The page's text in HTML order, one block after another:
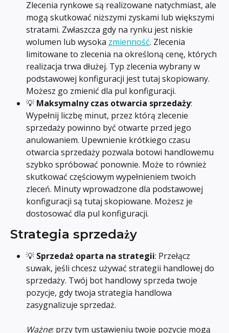
Zlecenia rynkowe są realizowane natychmiast, ale
mogą skutkować niższymi zyskami lub większymi
stratami. Zwłaszcza gdy na rynku jest niskie
wolumen lub wysoka zmienność. Zlecenia
limitowane to zlecenia na określoną cenę, których
realizacja trwa dłużej. Typ zlecenia wybrany w
podstawowej konfiguracji jest tutaj skopiowany.
Możesz go zmienić dla pul konfiguracji.
💡 Maksymalny czas otwarcia sprzedaży:
Wypełnij liczbę minut, przez którą zlecenie
sprzedaży powinno być otwarte przed jego
anulowaniem. Upewnienie krótkiego czasu
otwarcia sprzedaży pozwala botowi handlowemu
szybko spróbować ponownie. Może to również
skutkować częściowym wypełnieniem twoich
zleceń. Minuty wprowadzone dla podstawowej
konfiguracji są tutaj skopiowane. Możesz je
dostosować dla pul konfiguracji.
Strategia sprzedaży
💡 Sprzedaż oparta na strategii: Przełącz
suwak, jeśli chcesz używać strategii handlowej do
sprzedaży. Twój bot handlowy sprzeda twoje
pozycje, gdy twoja strategia handlowa
zasygnalizuje sprzedaż.
Ważne: przy tym ustawieniu twoje pozycje mogą